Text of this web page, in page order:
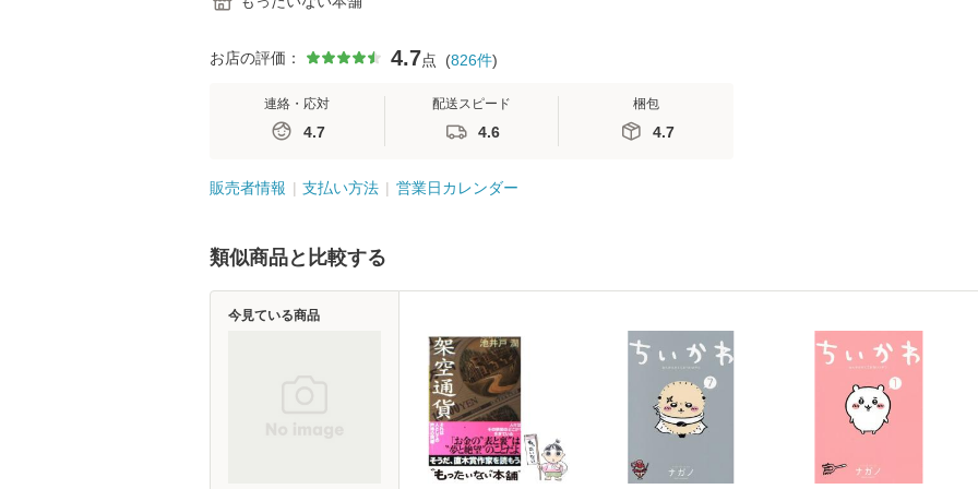
お店の評価： 4.7点 (826件)
連絡・応対
4.7
配送スピード
4.6
梱包
4.7
販売者情報 支払い方法 営業日カレンダー
類似商品と比較する
今見ている商品